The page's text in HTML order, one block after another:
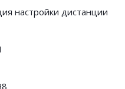
настройки дистанции